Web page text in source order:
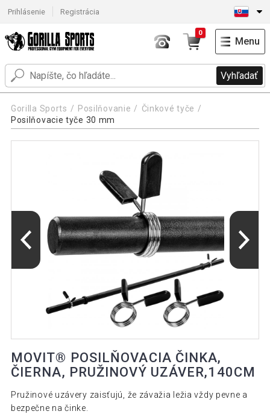
Prihlásenie Registrácia
Vyhľadať
0
Menu
Gorilla Sports Posilňovanie
Činkové tyče
Posilňovacie tyče 30 mm
MOVIT® POSILŇOVACIA ČINKA,
ČIERNA, PRUŽINOVÝ UZÁVER,140CM
Pružinové uzávery zaisťujú, že závažia ležia vždy pevne a
bezpečne na činke.